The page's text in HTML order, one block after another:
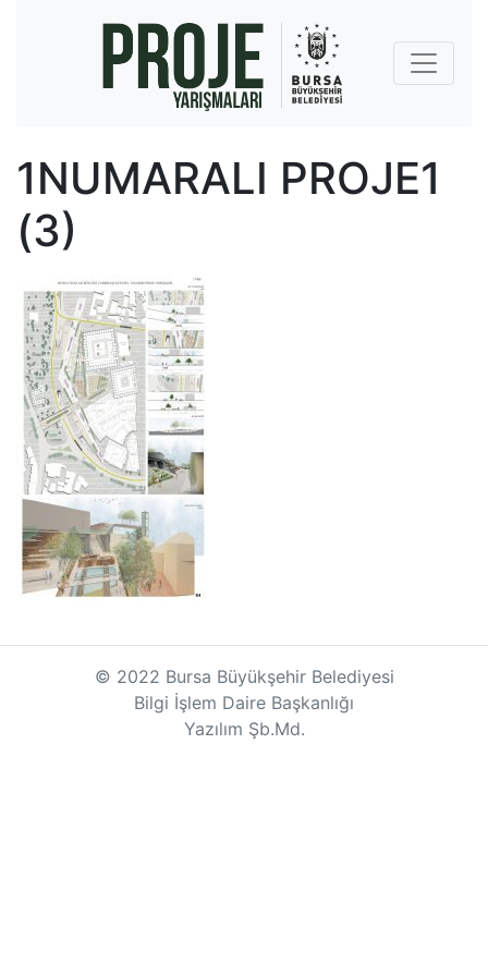
1NUMARALI PROJE1
(3)
© 2022 Bursa Büyükşehir Belediyesi
Bilgi İşlem Daire Başkanlığı
Yazılım Şb.Md.